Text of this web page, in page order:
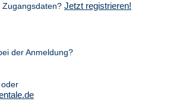
Jetzt registrieren!
der Anmeldung?